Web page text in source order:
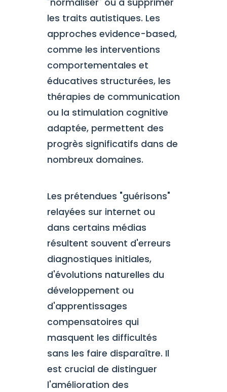
les traits autistiques. Les
approches evidence-based,
comme les interventions
comportementales et
éducatives structurées, les
thérapies de communication
ou la stimulation cognitive
adaptée, permettent des
progrès significatifs dans de
nombreux domaines.
Les prétendues "guérisons"
relayées sur internet ou
dans certains médias
résultent souvent d'erreurs
diagnostiques initiales,
d'évolutions naturelles du
développement ou
d'apprentissages
compensatoires qui
masquent les difficultés
sans les faire disparaître. Il
est crucial de distinguer
l'amélioration des